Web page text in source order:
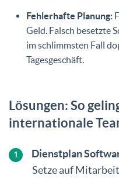
Fehlerhafte Planung:
Geld. Falsch besetzte
im schlimmsten Fall
Tagesgeschäft.
Lösungen: So
internationale
Dienstplan
Setze auf